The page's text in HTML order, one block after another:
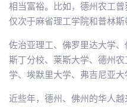
相当富裕。比如，德州农工
仅次于麻省理工学院和普林斯
佐治亚理工、佛罗里达大学
斯丁分校、莱斯大学、德州
学、埃默里大学、弗吉尼亚大
近些年，德州、佛州的华人